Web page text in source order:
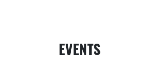
EVENTS